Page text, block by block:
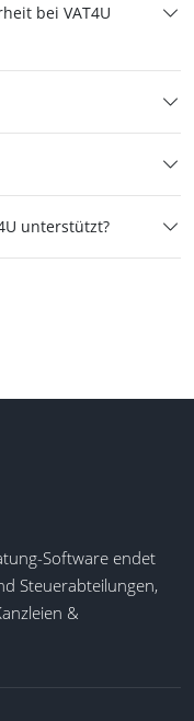
bei VAT4U
unterstützt?
Software endet
Steuerabteilungen,
&